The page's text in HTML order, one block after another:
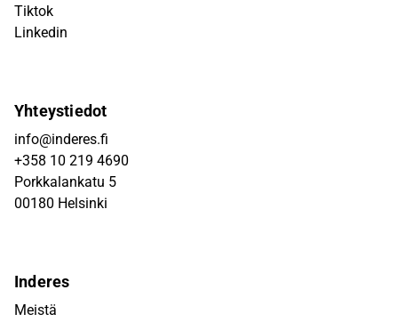
Tiktok
Linkedin
Yhteystiedot
info@inderes.fi
+358 10 219 4690
Porkkalankatu 5
00180 Helsinki
Inderes
Meistä